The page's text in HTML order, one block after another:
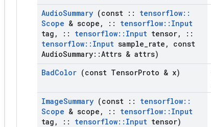
AudioSummary (const :: tensorflow::
Scope & scope , :: tensorflow:: Input
tag , :: tensorflow:: Input tensor,
::
tensorflow:: Input sample rate ,
const
AudioSummary::Attrs & attrs)
BadColor (const TensorProto & x)
ImageSummary (const :: tensorflow::
Scope & scope , :: tensorflow:: Input
tag , :: tensorflow:: Input tensor)